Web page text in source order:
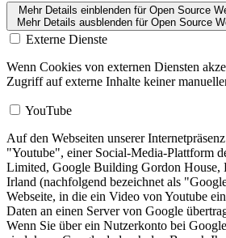
Mehr Details einblendenfür Open Source
Mehr Details ausblendenfür Open Source
Externe Dienste
Wenn Cookies von externen Diensten
Zugriff auf externe Inhalte keiner
YouTube
Auf den Webseiten unserer
"Youtube", einer Social-Media-Plattform
Limited, Google Building Gordon House,
Irland (nachfolgend bezeichnet als
Webseite, in die ein Video von Youtube
Daten an einen Server von Google
Wenn Sie über ein Nutzerkonto bei